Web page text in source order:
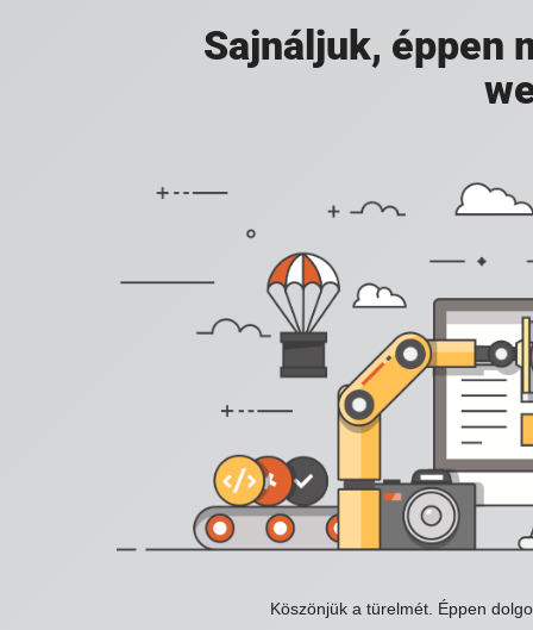
Sajnáljuk, éppen
Köszönjük a türelmét. Éppen